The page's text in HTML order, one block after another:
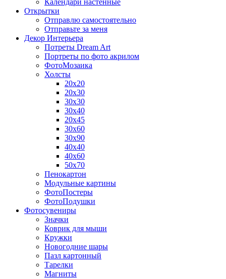
Открытки
Отправлю самостоятельно
Отправьте за меня
Декор Интерьера
Потреты Dream Art
Портреты по фото акрилом
ФотоМозаика
Холсты
20х20
20х30
30х30
30х40
20х45
30х60
30х90
40х40
40х60
50х70
Пенокартон
Модульные картины
ФотоПостеры
ФотоПодушки
Фотоcувениры
Значки
Коврик для мыши
Кружки
Новогодние шары
Пазл картонный
Тарелки
Магниты